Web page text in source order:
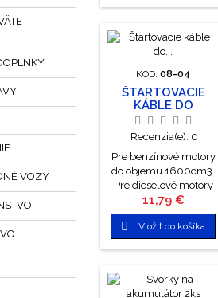
-
VOZY
KÓD: 08-04
ŠTARTOVACIE
KÁBLE DO
2500CM3, 2X 3M
Recenzia(e): 0
Pre benzínové motory
do objemu 1600cm3.
Pre dieselové motory
do objemu 1800cm3.
6V, 12V, 24V. Po
úspešnom naštartovaní
odpojte najprv čierne
Cena
11,79 €
 Vložiť do košíka